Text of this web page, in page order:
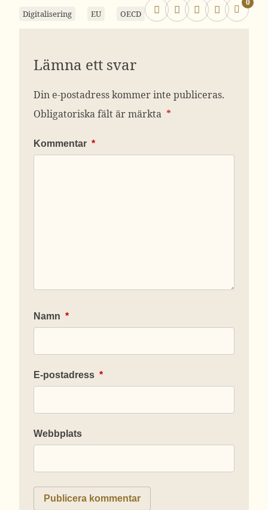
Digitalisering EU OECD
0
Lämna ett svar
Din e-postadress kommer inte publiceras.
Obligatoriska fält är märkta *
Kommentar *
Namn *
E-postadress *
Webbplats